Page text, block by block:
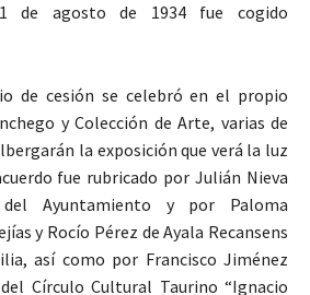
de agosto de 1934 fue cogido
de cesión se celebró en el propio
y Colección de Arte, varias de
la exposición que verá la luz
fue rubricado por Julián Nieva
del Ayuntamiento y por Paloma
y Rocío Pérez de Ayala Recansens
así como por Francisco Jiménez
Círculo Cultural Taurino “Ignacio